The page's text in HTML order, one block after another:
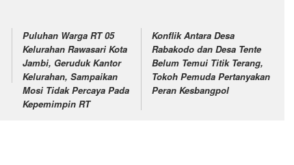
Puluhan Warga RT 05
Kelurahan Rawasari Kota
Jambi, Geruduk Kantor
Kelurahan, Sampaikan
Mosi Tidak Percaya Pada
Kepemimpin RT
Konflik Antara Desa
Rabakodo dan Desa Tente
Belum Temui Titik Terang,
Tokoh Pemuda Pertanyakan
Peran Kesbangpol